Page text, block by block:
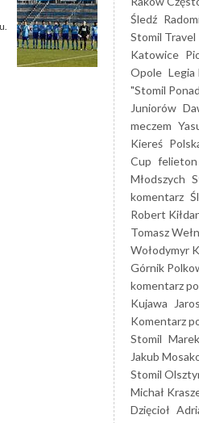
Śledź
Stomil Travel
Katowice
Opole Legia
"Stomil
Juniorów
meczem
Kiereś
Cup felieton
Młodszych
komentarz
Robert
Tomasz
Wołodymyr
Górnik
komentarz
Kujawa
Komentarz
Stomil
Jakub
Stomil
Michał
Dzięcioł